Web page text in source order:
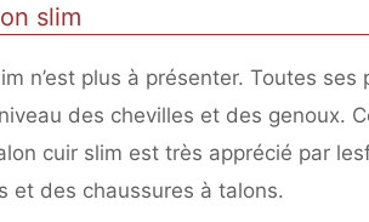
slim
n’est plus à présenter. Toutes
des chevilles et des genoux.
cuir slim est très apprécié par
et des chaussures à talons.